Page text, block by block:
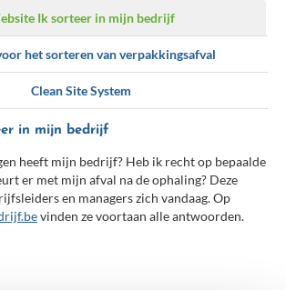
Ik sorteer in mijn bedrijf
het sorteren van verpakkingsafval
Clean Site System
in mijn bedrijf
heeft mijn bedrijf? Heb ik recht op bepaalde
er met mijn afval na de ophaling? Deze
en managers zich vandaag. Op
vinden ze voortaan alle antwoorden.